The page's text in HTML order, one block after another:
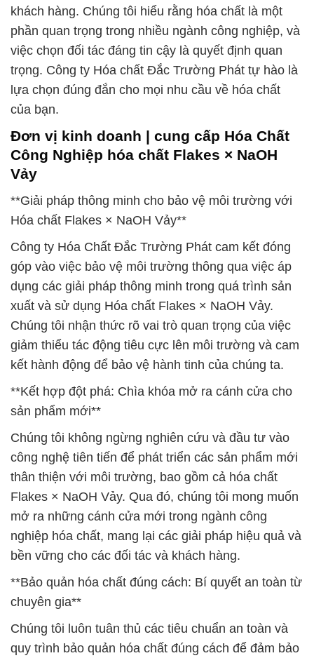
khách hàng. Chúng tôi hiểu rằng hóa chất là một
phần quan trọng trong nhiều ngành công nghiệp, và
việc chọn đối tác đáng tin cậy là quyết định quan
trọng. Công ty Hóa chất Đắc Trường Phát tự hào là
lựa chọn đúng đắn cho mọi nhu cầu về hóa chất
của bạn.
Đơn vị kinh doanh | cung cấp Hóa Chất
Công Nghiệp hóa chất Flakes × NaOH
Vảy
**Giải pháp thông minh cho bảo vệ môi trường với
Hóa chất Flakes × NaOH Vảy**
Công ty Hóa Chất Đắc Trường Phát cam kết đóng
góp vào việc bảo vệ môi trường thông qua việc áp
dụng các giải pháp thông minh trong quá trình sản
xuất và sử dụng Hóa chất Flakes × NaOH Vảy.
Chúng tôi nhận thức rõ vai trò quan trọng của việc
giảm thiểu tác động tiêu cực lên môi trường và cam
kết hành động để bảo vệ hành tinh của chúng ta.
**Kết hợp đột phá: Chìa khóa mở ra cánh cửa cho
sản phẩm mới**
Chúng tôi không ngừng nghiên cứu và đầu tư vào
công nghệ tiên tiến để phát triển các sản phẩm mới
thân thiện với môi trường, bao gồm cả hóa chất
Flakes × NaOH Vảy. Qua đó, chúng tôi mong muốn
mở ra những cánh cửa mới trong ngành công
nghiệp hóa chất, mang lại các giải pháp hiệu quả và
bền vững cho các đối tác và khách hàng.
**Bảo quản hóa chất đúng cách: Bí quyết an toàn từ
chuyên gia**
Chúng tôi luôn tuân thủ các tiêu chuẩn an toàn và
quy trình bảo quản hóa chất đúng cách để đảm bảo